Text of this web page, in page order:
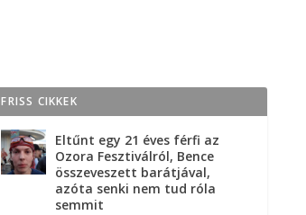
FRISS CIKKEK
Eltűnt egy 21 éves férfi az
Ozora Fesztiválról, Bence
összeveszett barátjával,
azóta senki nem tud róla
semmit